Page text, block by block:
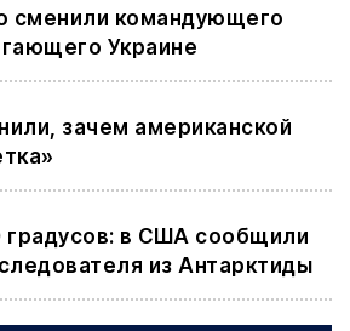
сменили командующего
Украине
зачем американской
градусов: в США сообщили
из Антарктиды